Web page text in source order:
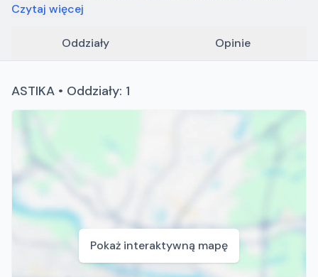
oraz przyczep. Oferujemy profesjonalny sprzęt
Czytaj więcej
Oddziały Opinie
ASTIKA • Oddziały: 1
Pokaż interaktywną mapę